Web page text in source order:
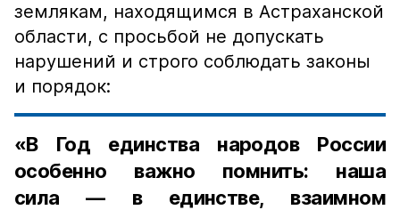
землякам, находящимся в Астраханской
области, с просьбой не допускать
нарушений и строго соблюдать законы
и порядок:
«В Год единства народов России
особенно важно помнить: наша
сила — в единстве, взаимном